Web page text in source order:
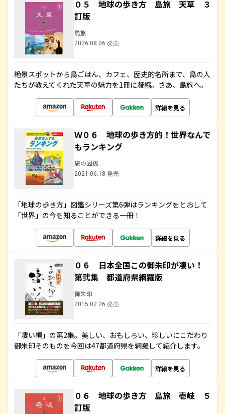
０５ 地球の歩き方 島旅 天草 ３
訂版
島旅
2026.08.06 発売
絶景スポットから島ごはん、カフェ、歴史的名所まで、島の人
たちが教えてくれた天草の魅力を1冊に凝縮。さあ、島旅へ。
詳細を見る
Ｗ０６ 地球の歩き方的！世界なんで
もランキング
旅の図鑑
2021.06.18 発売
「地球の歩き方」図鑑シリーズ第6弾はランキングをとおして
「世界」の今を知ることができる一冊！
詳細を見る
０６ 日本全国この御朱印が凄い！
第弐集 都道府県網羅版
御朱印
2015.02.26 発売
「凄い編」の第2集。美しい、おもしろい、珍しいにこだわり
御朱印そのものを今回は47都道府県を網羅して紹介します。
詳細を見る
０６ 地球の歩き方 島旅 壱岐 ５
訂版